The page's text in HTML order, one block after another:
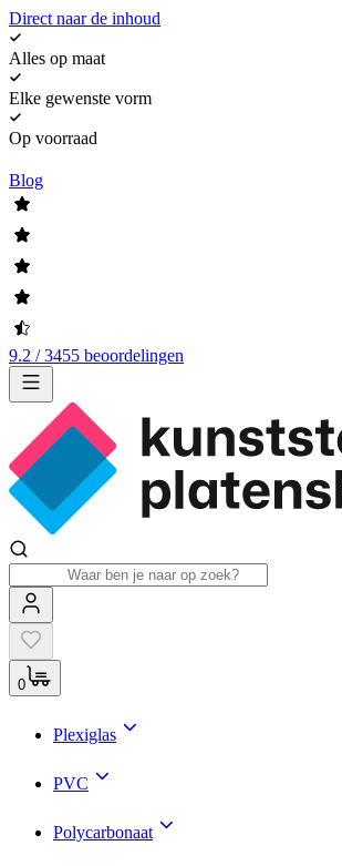
Direct naar de inhoud
Alles op maat
Elke gewenste vorm
Op voorraad
Blog
9.2 / 3455 beoordelingen
0
Plexiglas
PVC
Polycarbonaat